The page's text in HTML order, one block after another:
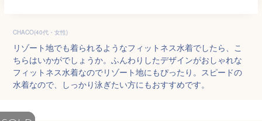
CHACO(40代・女性)
リゾート地でも着られるようなフィットネス水着でしたら、こ
ちらはいかがでしょうか。ふんわりしたデザインがおしゃれな
フィットネス水着なのでリゾート地にもぴったり。スピードの
水着なので、しっかり泳ぎたい方にもおすすめです。